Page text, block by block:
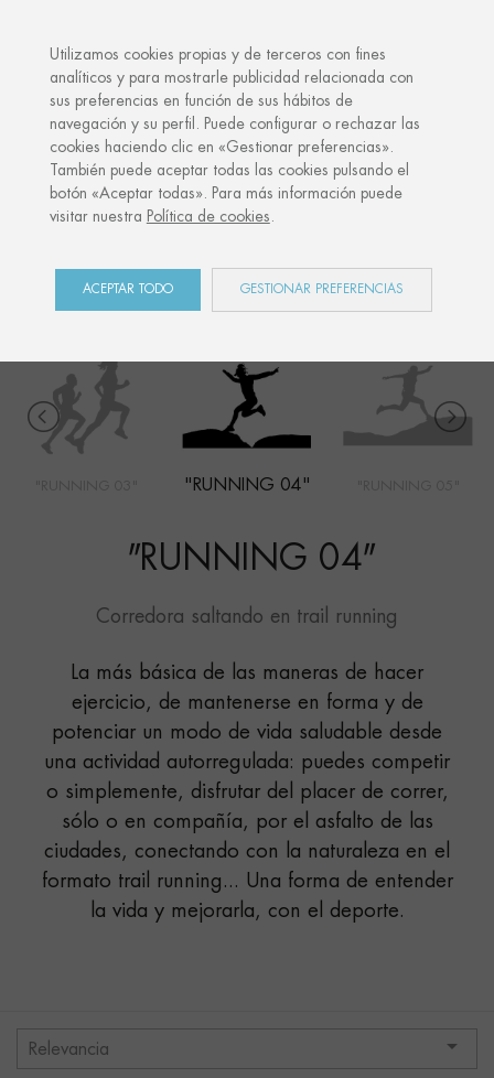
Shop Sports Running 04
SPORTS
"RUNNING 04"
"RUNNING 04"
Corredora saltando en trail running
La más básica de las maneras de hacer
ejercicio, de mantenerse en forma y de
potenciar un modo de vida saludable desde
una actividad autorregulada: puedes competir
o simplemente, disfrutar del placer de correr,
sólo o en compañía, por el asfalto de las
ciudades, conectando con la naturaleza en el
formato trail running... Una forma de entender
la vida y mejorarla, con el deporte.
Relevancia 
Utilizamos cookies propias y de terceros con fines
analíticos y para mostrarle publicidad relacionada con
sus preferencias en función de sus hábitos de
navegación y su perfil. Puede configurar o rechazar las
cookies haciendo clic en «Gestionar preferencias».
También puede aceptar todas las cookies pulsando el
botón «Aceptar todas». Para más información puede
visitar nuestra Política de cookies.
ACEPTAR TODO GESTIONAR PREFERENCIAS